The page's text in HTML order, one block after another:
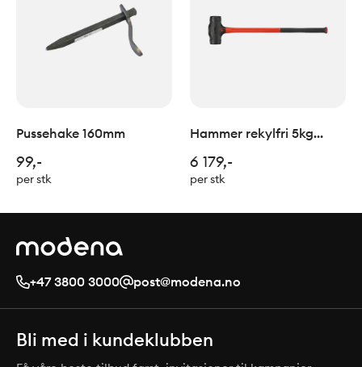
Pussehake 160mm
99,-
per stk
Hammer rekylfri 5kg
6 179,-
per stk
+47 3800 3000 post@modena.no
Bli med i kundeklubben